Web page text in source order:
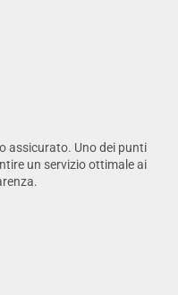
assicurato. Uno dei punti
un servizio ottimale ai